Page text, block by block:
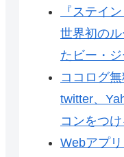
『ステイ
世界初の
たビー・
ココログ
twitter、
コンをつけ
Webアプ